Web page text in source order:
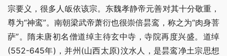
宗要义，很多人皈依该宗。东魏孝静帝元善对其十分敬重，
尊为“神鸾”。南朝梁武帝萧衍也很崇倍昙鸾，称之为“肉身菩
萨”。隋未唐初名僧道绰主待玄中寺，寺院再度兴盛。道绰
(552-645年)，并州(山西太原)汶水人，是昙鸾净土宗思想